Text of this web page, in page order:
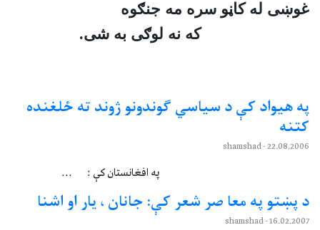
غوښی له کاڼو سره مه جنګوه
که نه لوګی به شی.
په هيواد کې د سياسي ګوندونو ژوند ته ځلغنده
کتنه
22.08.2006
- shamshad
په افغانستان کې : ...
د پښتو په معا صر شعر کې: جانان ، يار او اشنا
16.02.2007
- shamshad